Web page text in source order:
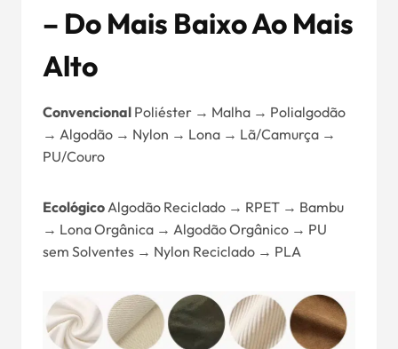
– Do Mais Baixo Ao Mais
Alto
Convencional Poliéster → Malha → Polialgodão
→ Algodão → Nylon → Lona → Lã/Camurça →
PU/Couro
EcológicoAlgodão Reciclado → RPET → Bambu
→ Lona Orgânica → Algodão Orgânico → PU
sem Solventes → Nylon Reciclado → PLA